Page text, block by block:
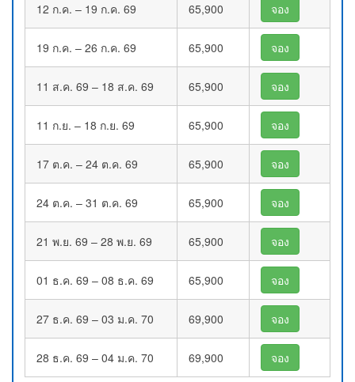
12 ก.ค. – 19 ก.ค. 69 65,900 จอง
19 ก.ค. – 26 ก.ค. 69 65,900 จอง
11 ส.ค. 69 – 18 ส.ค. 69 65,900 จอง
11 ก.ย. – 18 ก.ย. 69 65,900 จอง
17 ต.ค. – 24 ต.ค. 69 65,900 จอง
24 ต.ค. – 31 ต.ค. 69 65,900 จอง
21 พ.ย. 69 – 28 พ.ย. 69 65,900 จอง
01 ธ.ค. 69 – 08 ธ.ค. 69 65,900 จอง
27 ธ.ค. 69 – 03 ม.ค. 70 69,900 จอง
28 ธ.ค. 69 – 04 ม.ค. 70 69,900 จอง